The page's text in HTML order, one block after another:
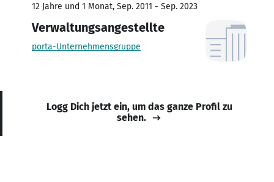
12 Jahre und 1 Monat, Sep. 2011 - Sep. 2023
Verwaltungsangestellte
porta-Unternehmensgruppe
Logg Dich jetzt ein, um das ganze Profil zu
sehen.